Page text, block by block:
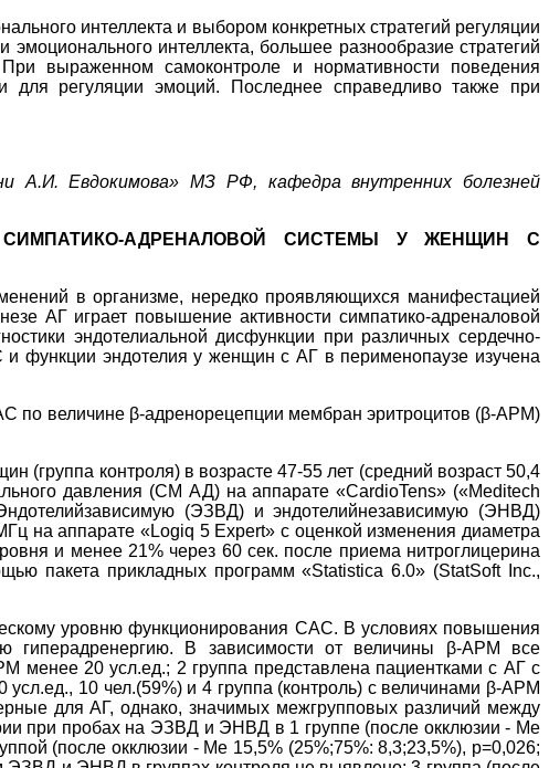
интеллекта и выбором конкретных стратегий регуляции
интеллекта, большее разнообразие стратегий
выраженном самоконтроле и нормативности поведения
для регуляции эмоций. Последнее справедливо также при
А.И. Евдокимова» МЗ РФ, кафедра внутренних болезней
АДРЕНАЛОВОЙ СИСТЕМЫ У ЖЕНЩИН С
в организме, нередко проявляющихся манифестацией
АГ играет повышение активности симпатико-адреналовой
эндотелиальной дисфункции при различных сердечно-
функции эндотелия у женщин с АГ в перименопаузе изучена
по величине β-адренорецепции мембран эритроцитов (β-АРМ)
(группа контроля) в возрасте 47-55 лет (средний возраст 50,4
давления (СМ АД) на аппарате «CardioTens» («Meditech
(ЭЗВД) и эндотелийнезависимую (ЭНВД)
на аппарате «Logiq 5 Expert» с оценкой изменения диаметра
и менее 21% через 60 сек. после приема нитроглицерина
пакета прикладных программ «Statistica 6.0» (StatSoft Inc.,
уровню функционирования САС. В условиях повышения
гиперадренергию. В зависимости от величины β-АРМ все
20 усл.ед.; 2 группа представлена пациентками с АГ с
10 чел.(59%) и 4 группа (контроль) с величинами β-АРМ
для АГ, однако, значимых межгрупповых различий между
при пробах на ЭЗВД и ЭНВД в 1 группе (после окклюзии - Ме
(после окклюзии - Ме 15,5% (25%;75%: 8,3;23,5%), p=0,026;